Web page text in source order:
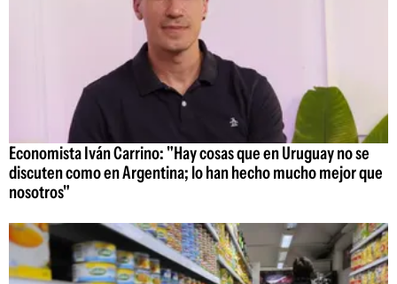
Economista Iván Carrino: "Hay cosas que en Uruguay no se
discuten como en Argentina; lo han hecho mucho mejor que
nosotros"